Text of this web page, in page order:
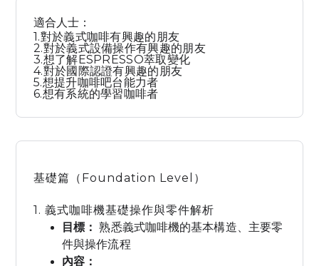
適合人士：
1.對於義式咖啡有興趣的朋友
2.對於義式設備操作有興趣的朋友
3.想了解ESPRESSO萃取變化
4.對於國際認證有興趣的朋友
5.想提升咖啡吧台能力者
6.想有系統的學習咖啡者
基礎篇（Foundation Level）
1. 義式咖啡機基礎操作與零件解析
目標： 熟悉義式咖啡機的基本構造、主要零
件與操作流程
內容：